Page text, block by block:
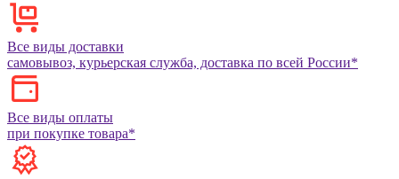
Все виды доставки
самовывоз, курьерская служба, доставка по всей России*
Все виды оплаты
при покупке товара*